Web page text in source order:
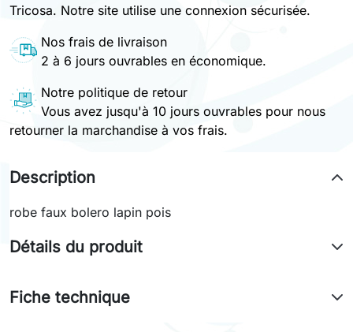
Tricosa. Notre site utilise une connexion sécurisée.
Nos frais de livraison
2 à 6 jours ouvrables en économique.
Notre politique de retour
Vous avez jusqu'à 10 jours ouvrables pour nous
retourner la marchandise à vos frais.
Description
robe faux bolero lapin pois
Détails du produit
Fiche technique